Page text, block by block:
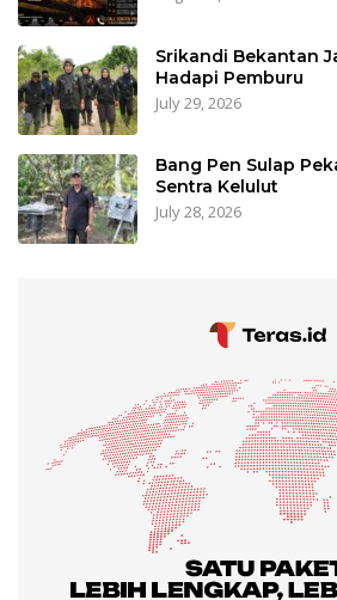
Srikandi Bekantan
Hadapi Pemburu
July 29, 2026
Bang Pen Sulap
Sentra Kelulut
July 28, 2026